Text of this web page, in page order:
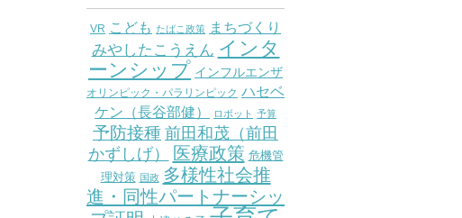
VR こども たばこ政策 まちづくり
みやしたこうえん インタ
ーンシップ インフルエンザ
オリンピック・パラリンピック ハセベ
ケン（長谷部健）
ロボット 予算
予防接種 前田和茂（前田
かずしげ）
医療政策 危機管
理対策 国政 多様性社会推
進・同性パートナーシッ